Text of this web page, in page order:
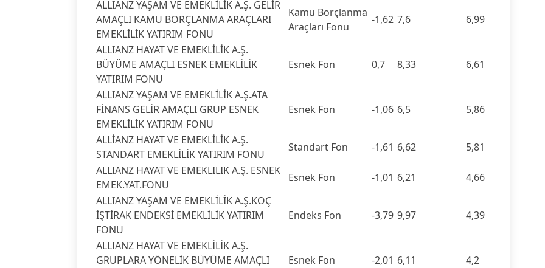
ALLIANZ YAŞAM VE EMEKLİLİK A.Ş. GELİR
AMAÇLI KAMU BORÇLANMA ARAÇLARI
EMEKLİLİK YATIRIM FONU
Kamu Borçlanma
Araçları Fonu
-1,62 7,6 6,99
ALLIANZ HAYAT VE EMEKLİLİK A.Ş.
BÜYÜME AMAÇLI ESNEK EMEKLİLİK
YATIRIM FONU
Esnek Fon 0,7 8,33 6,61
ALLIANZ YAŞAM VE EMEKLİLİK A.Ş.ATA
FİNANS GELİR AMAÇLI GRUP ESNEK
EMEKLİLİK YATIRIM FONU
Esnek Fon -1,06 6,5 5,86
ALLİANZ HAYAT VE EMEKLİLİK A.Ş.
STANDART EMEKLİLİK YATIRIM FONU
Standart Fon -1,61 6,62
5,81
ALLIANZ HAYAT VE EMEKLILIK A.Ş. ESNEK
EMEK.YAT.FONU
Esnek Fon -1,01 6,21
4,66
ALLIANZ YAŞAM VE EMEKLİLİK A.Ş.KOÇ
İŞTİRAK ENDEKSİ EMEKLİLİK YATIRIM
FONU
Endeks Fon -3,79 9,97 4,39
ALLIANZ HAYAT VE EMEKLİLİK A.Ş.
GRUPLARA YÖNELİK BÜYÜME AMAÇLI
Esnek Fon -2,01 6,11 4,2